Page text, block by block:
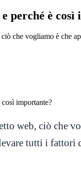
perché è così
che vogliamo è che
web, ciò che
tutti i fattori